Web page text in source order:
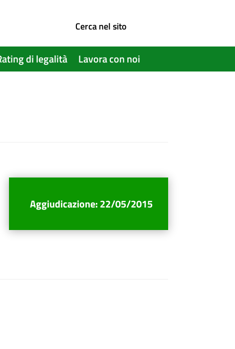
Cerca nel sito
di legalità Lavora con noi
Aggiudicazione:22/05/2015